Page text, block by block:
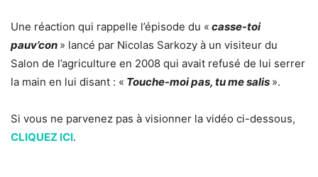
Une réaction qui rappelle l’épisode du « casse-toi
pauv’con » lancé par Nicolas Sarkozy à un visiteur du
Salon de l’agriculture en 2008 qui avait refusé de lui serrer
la main en lui disant : « Touche-moi pas, tu me salis ».
Si vous ne parvenez pas à visionner la vidéo ci-dessous,
CLIQUEZ ICI.